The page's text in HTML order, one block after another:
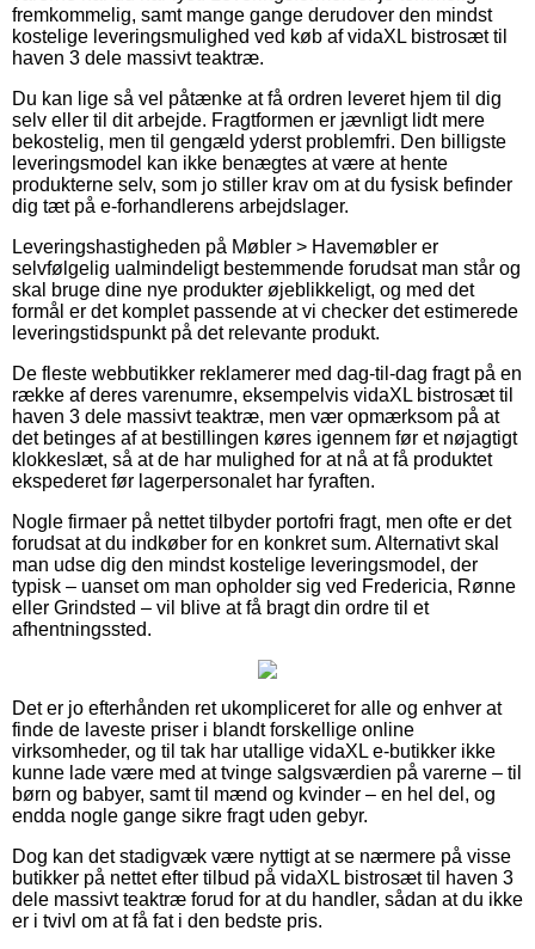
fremkommelig, samt mange gange derudover den mindst
kostelige leveringsmulighed ved køb af vidaXL bistrosæt til
haven 3 dele massivt teaktræ.
Du kan lige så vel påtænke at få ordren leveret hjem til dig
selv eller til dit arbejde. Fragtformen er jævnligt lidt mere
bekostelig, men til gengæld yderst problemfri. Den billigste
leveringsmodel kan ikke benægtes at være at hente
produkterne selv, som jo stiller krav om at du fysisk befinder
dig tæt på e-forhandlerens arbejdslager.
Leveringshastigheden på Møbler > Havemøbler er
selvfølgelig ualmindeligt bestemmende forudsat man står og
skal bruge dine nye produkter øjeblikkeligt, og med det
formål er det komplet passende at vi checker det estimerede
leveringstidspunkt på det relevante produkt.
De fleste webbutikker reklamerer med dag-til-dag fragt på en
række af deres varenumre, eksempelvis vidaXL bistrosæt til
haven 3 dele massivt teaktræ, men vær opmærksom på at
det betinges af at bestillingen køres igennem før et nøjagtigt
klokkeslæt, så at de har mulighed for at nå at få produktet
ekspederet før lagerpersonalet har fyraften.
Nogle firmaer på nettet tilbyder portofri fragt, men ofte er det
forudsat at du indkøber for en konkret sum. Alternativt skal
man udse dig den mindst kostelige leveringsmodel, der
typisk – uanset om man opholder sig ved Fredericia, Rønne
eller Grindsted – vil blive at få bragt din ordre til et
afhentningssted.
Det er jo efterhånden ret ukompliceret for alle og enhver at
finde de laveste priser i blandt forskellige online
virksomheder, og til tak har utallige vidaXL e-butikker ikke
kunne lade være med at tvinge salgsværdien på varerne – til
børn og babyer, samt til mænd og kvinder – en hel del, og
endda nogle gange sikre fragt uden gebyr.
Dog kan det stadigvæk være nyttigt at se nærmere på visse
butikker på nettet efter tilbud på vidaXL bistrosæt til haven 3
dele massivt teaktræ forud for at du handler, sådan at du ikke
er i tvivl om at få fat i den bedste pris.